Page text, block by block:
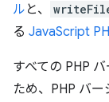
ル と、
る JavaScript
すべての PHP
ため、PHP バ